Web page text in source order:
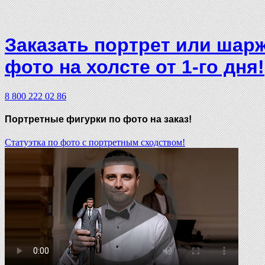
Заказать портрет или
фото на холсте от 1-го дня!
8 800 222 02 86
Портретные фигуркипо фото на заказ!
Статуэтка по фото с портретным сходством!